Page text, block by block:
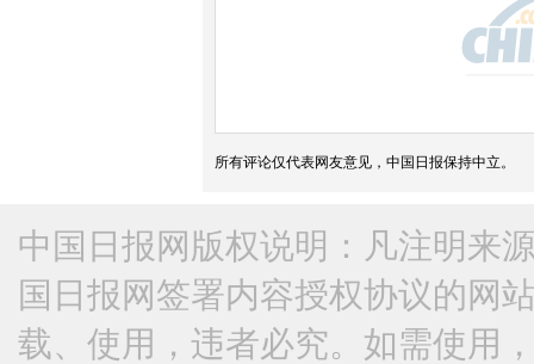
所有评论仅代表网友意见，中国日报保持中立。
中国日报网版权说明：凡注明来
国日报网签署内容授权协议的网
载、使用，违者必究。如需使用
水
果
变
武
装
练
冰